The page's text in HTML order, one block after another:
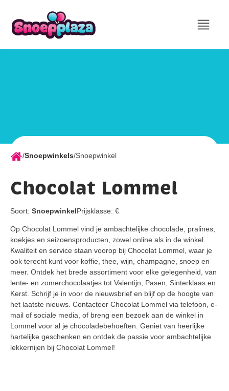
/Snoepwinkels/Snoepwinkel
Chocolat Lommel
Soort: SnoepwinkelPrijsklasse: €
Op Chocolat Lommel vind je ambachtelijke chocolade, pralines,
koekjes en seizoensproducten, zowel online als in de winkel.
Kwaliteit en service staan voorop bij Chocolat Lommel, waar je
ook terecht kunt voor koffie, thee, wijn, champagne, snoep en
meer. Ontdek het brede assortiment voor elke gelegenheid, van
lente- en zomerchocolaatjes tot Valentijn, Pasen, Sinterklaas en
Kerst. Schrijf je in voor de nieuwsbrief en blijf op de hoogte van
het laatste nieuws. Contacteer Chocolat Lommel via telefoon, e-
mail of sociale media, of breng een bezoek aan de winkel in
Lommel voor al je chocoladebehoeften. Geniet van heerlijke
hartelijke geschenken en ontdek de passie voor ambachtelijke
lekkernijen bij Chocolat Lommel!